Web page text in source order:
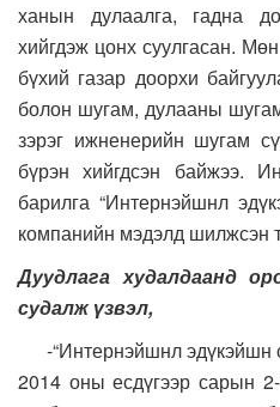
ханын дулаалга, гадна
хийгдэж цонх суулгасан.
бүхий газар доорхи
болон шугам, дулааны
зэрэг ижненерийн шугам
бүрэн хийгдсэн байжээ.
барилга “Интернэйшнл
компанийн мэдэлд шилжсэн
Дуудлага худалдаанд
судалж үзвэл,
-“Интернэйшнл эдүкэйшн
2014 оны есдүгээр сарын